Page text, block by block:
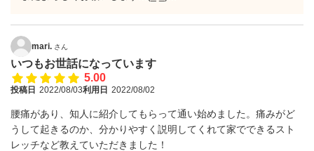
mari. さん
いつもお世話になっています
5.00
投稿日 2022/08/03利用日 2022/08/02
腰痛があり、知人に紹介してもらって通い始めました。痛みがど
うして起きるのか、分かりやすく説明してくれて家でできるスト
レッチなど教えていただきました！